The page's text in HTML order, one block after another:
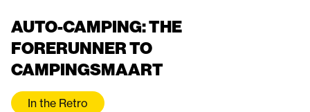
AUTO-CAMPING: THE
FORERUNNER TO
CAMPINGSMAART
In the Retro